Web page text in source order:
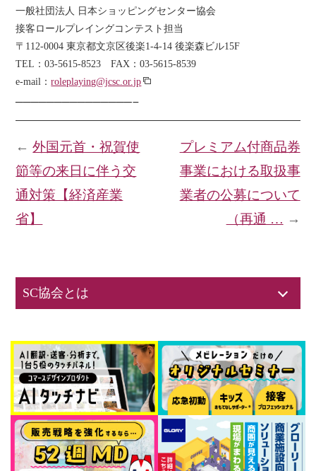
一般社団法人 日本ショッピングセンター協会
接客ロールプレイングコンテスト担当
〒112-0004 東京都文京区後楽1-4-14 後楽森ビル15F
TEL：03-5615-8523 FAX：03-5615-8539
e-mail：roleplaying@jcsc.or.jp
———————————————–
プレミアム付商品券
事業における取扱事
業者の公募について
（再通 … →
←外国元首・祝賀使
節等の来日に伴う交
通対策【経済産業
省】
SC協会とは